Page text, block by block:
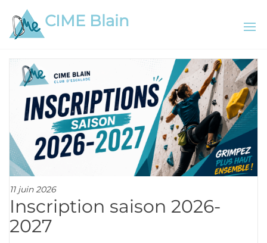
contenu
CIME Blain
11 juin 2026
Inscription saison 2026-
2027